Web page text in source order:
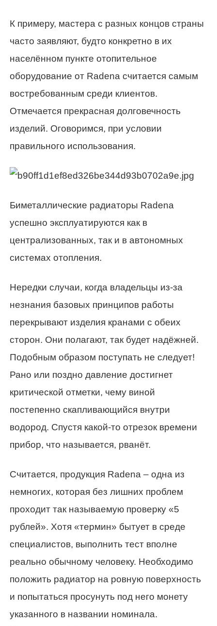
К примеру, мастера с разных концов страны
часто заявляют, будто конкретно в их
населённом пункте отопительное
оборудование от Radena считается самым
востребованным среди клиентов.
Отмечается прекрасная долговечность
изделий. Оговоримся, при условии
правильного использования.
Биметаллические радиаторы Radena
успешно эксплуатируются как в
централизованных, так и в автономных
системах отопления.
Нередки случаи, когда владельцы из-за
незнания базовых принципов работы
перекрывают изделия кранами с обеих
сторон. Они полагают, так будет надёжней.
Подобным образом поступать не следует!
Рано или поздно давление достигнет
критической отметки, чему виной
постепенно скапливающийся внутри
водород. Спустя какой-то отрезок времени
прибор, что называется, рванёт.
Считается, продукция Radena – одна из
немногих, которая без лишних проблем
проходит так называемую проверку «5
рублей». Хотя «термин» бытует в среде
специалистов, выполнить тест вполне
реально обычному человеку. Необходимо
положить радиатор на ровную поверхность
и попытаться просунуть под него монету
указанного в названии номинала.